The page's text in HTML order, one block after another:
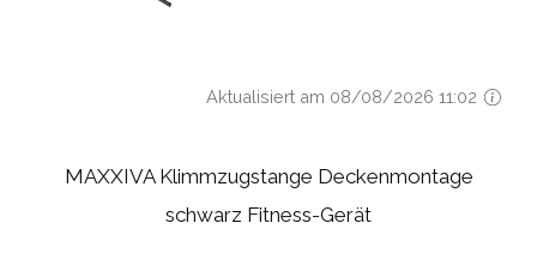
Aktualisiert am 08/08/2026 11:02
MAXXIVA Klimmzugstange Deckenmontage
schwarz Fitness-Gerät